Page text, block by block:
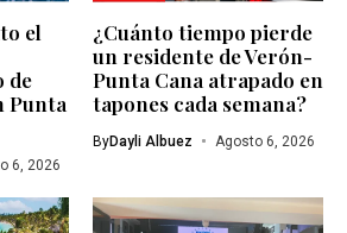
el
de
Punta
6, 2026
¿Cuánto tiempo pierde
un residente de Verón-
Punta Cana atrapado en
tapones cada semana?
ByDayli Albuez Agosto 6, 2026